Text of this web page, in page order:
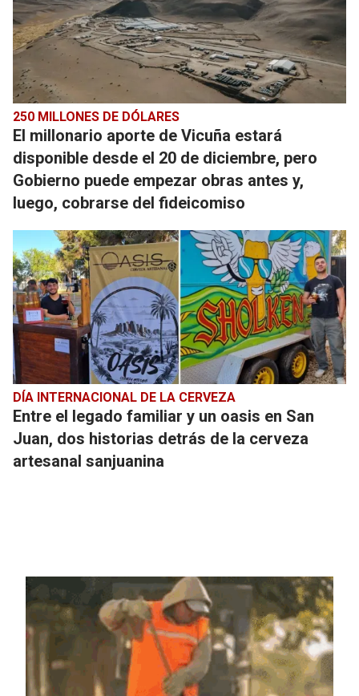
250 MILLONES DE DÓLARES
El millonario aporte de Vicuña estará
disponible desde el 20 de diciembre, pero
Gobierno puede empezar obras antes y,
luego, cobrarse del fideicomiso
DÍA INTERNACIONAL DE LA CERVEZA
Entre el legado familiar y un oasis en San
Juan, dos historias detrás de la cerveza
artesanal sanjuanina